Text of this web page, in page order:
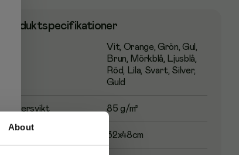
About
Produktspecifikationer
Vit, Orange, Grön, Gul,
Brun, Mörkblå, Ljusblå,
Röd, Lila, Svart, Silver,
Guld
Pappersvikt 85 g/m²
32x48cm